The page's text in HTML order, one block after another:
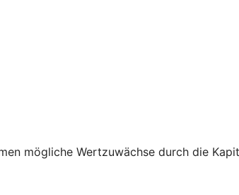
mögliche Wertzuwächse durch die